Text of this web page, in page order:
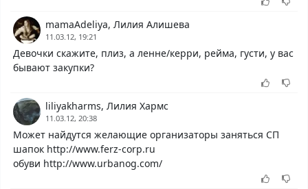
mamaAdeliya, Лилия Алишева
11.03.12, 19:21
Девочки скажите, плиз, а ленне/керри, рейма, густи, у вас
бывают закупки?
liliyakharms, Лилия Хармс
11.03.12, 20:38
Может найдутся желающие организаторы заняться СП
шапок http://www.ferz-corp.ru
обуви http://www.urbanog.com/